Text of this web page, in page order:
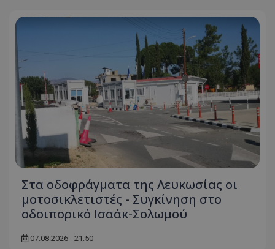
Στα οδοφράγματα της Λευκωσίας οι
μοτοσικλετιστές - Συγκίνηση στο
οδοιπορικό Ισαάκ-Σολωμού
07.08.2026 - 21:50